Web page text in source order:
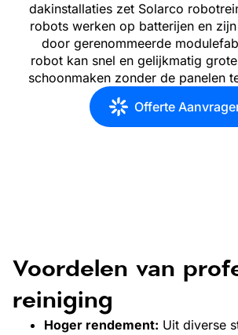
dakinstallaties zet Solarco
robots werken op batterijen en
door gerenommeerde
robot kan snel en gelijkmatig
schoonmaken zonder de panelen
Offerte
Voordelen van
reiniging
Hoger rendement: Uit diverse